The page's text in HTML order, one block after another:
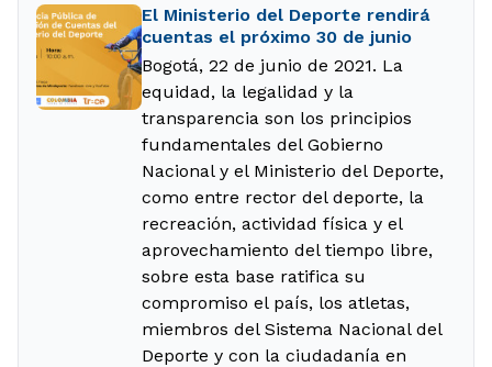
El Ministerio del Deporte rendirá
cuentas el próximo 30 de junio
Bogotá, 22 de junio de 2021. La
equidad, la legalidad y la
transparencia son los principios
fundamentales del Gobierno
Nacional y el Ministerio del Deporte,
como entre rector del deporte, la
recreación, actividad física y el
aprovechamiento del tiempo libre,
sobre esta base ratifica su
compromiso el país, los atletas,
miembros del Sistema Nacional del
Deporte y con la ciudadanía en